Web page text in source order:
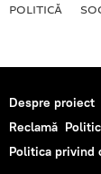
POLITICĂ
Despre proiect
Reclamă
Politica privind